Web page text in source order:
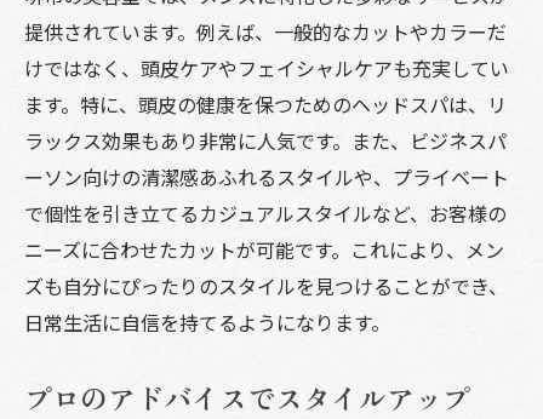
提供されています。例えば、一般的なカットやカラーだ
けではなく、頭皮ケアやフェイシャルケアも充実してい
ます。特に、頭皮の健康を保つためのヘッドスパは、リ
ラックス効果もあり非常に人気です。また、ビジネスパ
ーソン向けの清潔感あふれるスタイルや、プライベート
で個性を引き立てるカジュアルスタイルなど、お客様の
ニーズに合わせたカットが可能です。これにより、メン
ズも自分にぴったりのスタイルを見つけることができ、
日常生活に自信を持てるようになります。
プロのアドバイスでスタイルアップ